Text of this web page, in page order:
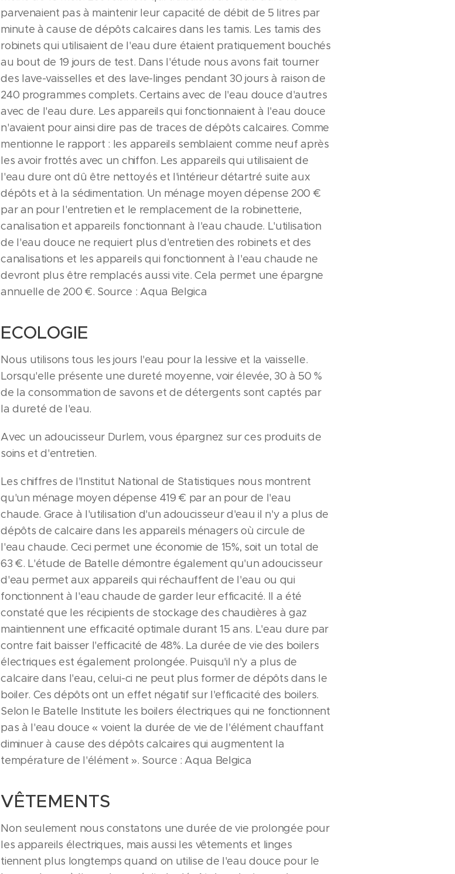
parvenaient pas à maintenir leur capacité de débit de 5 litres par
minute à cause de dépôts calcaires dans les tamis. Les tamis des
robinets qui utilisaient de l'eau dure étaient pratiquement bouchés
au bout de 19 jours de test. Dans l'étude nous avons fait tourner
des lave-vaisselles et des lave-linges pendant 30 jours à raison de
240 programmes complets. Certains avec de l'eau douce d'autres
avec de l'eau dure. Les appareils qui fonctionnaient à l'eau douce
n'avaient pour ainsi dire pas de traces de dépôts calcaires. Comme
mentionne le rapport : les appareils semblaient comme neuf après
les avoir frottés avec un chiffon. Les appareils qui utilisaient de
l'eau dure ont dû être nettoyés et l'intérieur détartré suite aux
dépôts et à la sédimentation. Un ménage moyen dépense 200 €
par an pour l'entretien et le remplacement de la robinetterie,
canalisation et appareils fonctionnant à l'eau chaude. L'utilisation
de l'eau douce ne requiert plus d'entretien des robinets et des
canalisations et les appareils qui fonctionnent à l'eau chaude ne
devront plus être remplacés aussi vite. Cela permet une épargne
annuelle de 200 €. Source : Aqua Belgica
ECOLOGIE
Nous utilisons tous les jours l'eau pour la lessive et la vaisselle.
Lorsqu'elle présente une dureté moyenne, voir élevée, 30 à 50 %
de la consommation de savons et de détergents sont captés par
la dureté de l'eau.
Avec un adoucisseur Durlem, vous épargnez sur ces produits de
soins et d'entretien.
Les chiffres de l'Institut National de Statistiques nous montrent
qu'un ménage moyen dépense 419 € par an pour de l'eau
chaude. Grace à l'utilisation d'un adoucisseur d'eau il n'y a plus de
dépôts de calcaire dans les appareils ménagers où circule de
l'eau chaude. Ceci permet une économie de 15%, soit un total de
63 €. L'étude de Batelle démontre également qu'un adoucisseur
d'eau permet aux appareils qui réchauffent de l'eau ou qui
fonctionnent à l'eau chaude de garder leur efficacité. Il a été
constaté que les récipients de stockage des chaudières à gaz
maintiennent une efficacité optimale durant 15 ans. L'eau dure par
contre fait baisser l'efficacité de 48%. La durée de vie des boilers
électriques est également prolongée. Puisqu'il n'y a plus de
calcaire dans l'eau, celui-ci ne peut plus former de dépôts dans le
boiler. Ces dépôts ont un effet négatif sur l'efficacité des boilers.
Selon le Batelle Institute les boilers électriques qui ne fonctionnent
pas à l'eau douce « voient la durée de vie de l'élément chauffant
diminuer à cause des dépôts calcaires qui augmentent la
température de l'élément ». Source : Aqua Belgica
VÊTEMENTS
Non seulement nous constatons une durée de vie prolongée pour
les appareils électriques, mais aussi les vêtements et linges
tiennent plus longtemps quand on utilise de l'eau douce pour le